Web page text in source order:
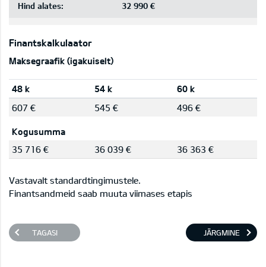
Hind alates: 32 990 €
Finantskalkulaator
Maksegraafik (igakuiselt)
48 k 54 k
60 k
607 €
545 € 496 €
Kogusumma
35 716 €
36 039 € 36 363 €
Vastavalt standardtingimustele.
Finantsandmeid saab muuta viimases etapis
TAGASI JÄRGMINE